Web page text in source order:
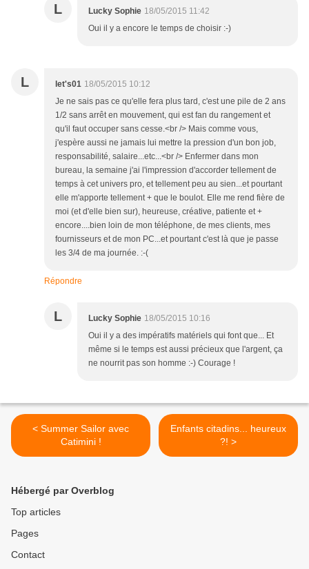
L Lucky Sophie 18/05/2015 11:42
Oui il y a encore le temps de choisir :-)
L let's01 18/05/2015 10:12
Je ne sais pas ce qu'elle fera plus tard, c'est une pile de 2 ans
1/2 sans arrêt en mouvement, qui est fan du rangement et
qu'il faut occuper sans cesse.<br /> Mais comme vous,
j'espère aussi ne jamais lui mettre la pression d'un bon job,
responsabilité, salaire...etc...<br /> Enfermer dans mon
bureau, la semaine j'ai l'impression d'accorder tellement de
temps à cet univers pro, et tellement peu au sien...et pourtant
elle m'apporte tellement + que le boulot. Elle me rend fière de
moi (et d'elle bien sur), heureuse, créative, patiente et +
encore....bien loin de mon téléphone, de mes clients, mes
fournisseurs et de mon PC...et pourtant c'est là que je passe
les 3/4 de ma journée. :-(
Répondre
L Lucky Sophie 18/05/2015 10:16
Oui il y a des impératifs matériels qui font que... Et
même si le temps est aussi précieux que l'argent, ça
ne nourrit pas son homme :-) Courage !
< Summer Sailor avec
Catimini !
Enfants citadins... heureux
?! >
Hébergé par Overblog
Top articles
Pages
Contact